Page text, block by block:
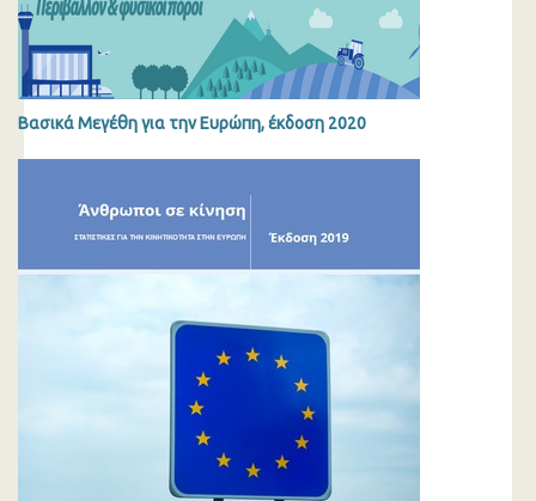
Βασικά Μεγέθη για την Ευρώπη, έκδοση 2020